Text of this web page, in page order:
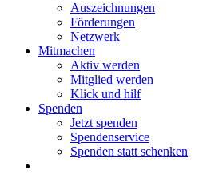
Auszeichnungen
Förderungen
Netzwerk
Mitmachen
Aktiv werden
Mitglied werden
Klick und hilf
Spenden
Jetzt spenden
Spendenservice
Spenden statt schenken